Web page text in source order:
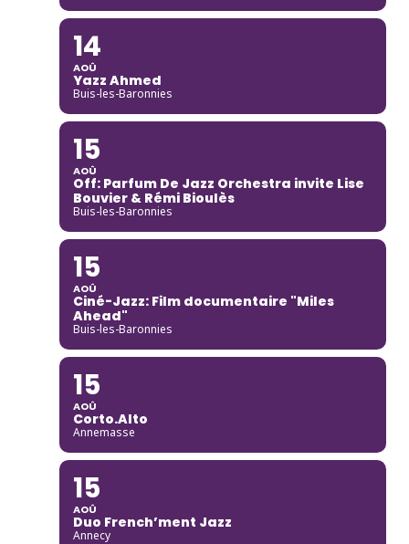
14
AOÛ
Yazz Ahmed
Buis-les-Baronnies
15
AOÛ
Off: Parfum De Jazz Orchestra invite Lise
Bouvier & Rémi Bioulès
Buis-les-Baronnies
15
AOÛ
Ciné-Jazz: Film documentaire "Miles
Ahead"
Buis-les-Baronnies
15
AOÛ
Corto.Alto
Annemasse
15
AOÛ
Duo French’ment Jazz
Annecy